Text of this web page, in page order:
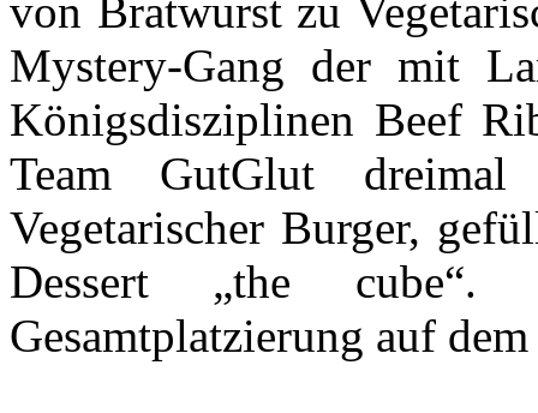
von Bratwurst zu
Mystery-Gang der mit
Königsdisziplinen Beef
Team GutGlut
Vegetarischer Burger,
Dessert „the
Gesamtplatzierung auf